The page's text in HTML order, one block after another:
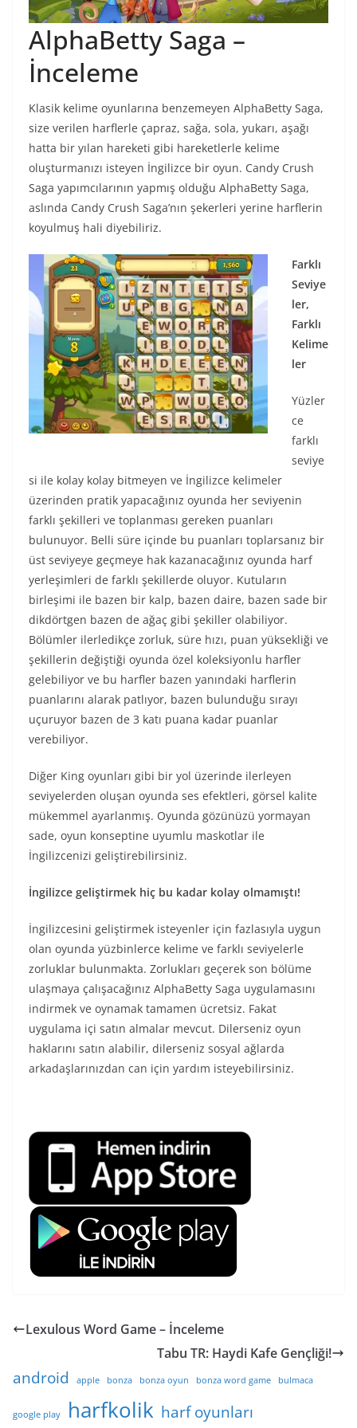
AlphaBetty Saga –
İnceleme
Klasik kelime oyunlarına benzemeyen AlphaBetty Saga,
size verilen harflerle çapraz, sağa, sola, yukarı, aşağı
hatta bir yılan hareketi gibi hareketlerle kelime
oluşturmanızı isteyen İngilizce bir oyun. Candy Crush
Saga yapımcılarının yapmış olduğu AlphaBetty Saga,
aslında Candy Crush Saga’nın şekerleri yerine harflerin
koyulmuş hali diyebiliriz.
Farklı
Seviye
ler,
Farklı
Kelime
ler
Yüzler
ce
farklı
seviye
si ile kolay kolay bitmeyen ve İngilizce kelimeler
üzerinden pratik yapacağınız oyunda her seviyenin
farklı şekilleri ve toplanması gereken puanları
bulunuyor. Belli süre içinde bu puanları toplarsanız bir
üst seviyeye geçmeye hak kazanacağınız oyunda harf
yerleşimleri de farklı şekillerde oluyor. Kutuların
birleşimi ile bazen bir kalp, bazen daire, bazen sade bir
dikdörtgen bazen de ağaç gibi şekiller olabiliyor.
Bölümler ilerledikçe zorluk, süre hızı, puan yüksekliği ve
şekillerin değiştiği oyunda özel koleksiyonlu harfler
gelebiliyor ve bu harfler bazen yanındaki harflerin
puanlarını alarak patlıyor, bazen bulunduğu sırayı
uçuruyor bazen de 3 katı puana kadar puanlar
verebiliyor.
Diğer King oyunları gibi bir yol üzerinde ilerleyen
seviyelerden oluşan oyunda ses efektleri, görsel kalite
mükemmel ayarlanmış. Oyunda gözünüzü yormayan
sade, oyun konseptine uyumlu maskotlar ile
İngilizcenizi geliştirebilirsiniz.
İngilizce geliştirmek hiç bu kadar kolay olmamıştı!
İngilizcesini geliştirmek isteyenler için fazlasıyla uygun
olan oyunda yüzbinlerce kelime ve farklı seviyelerle
zorluklar bulunmakta. Zorlukları geçerek son bölüme
ulaşmaya çalışacağınız AlphaBetty Saga uygulamasını
indirmek ve oynamak tamamen ücretsiz. Fakat
uygulama içi satın almalar mevcut. Dilerseniz oyun
haklarını satın alabilir, dilerseniz sosyal ağlarda
arkadaşlarınızdan can için yardım isteyebilirsiniz.
Lexulous Word Game – İnceleme
Tabu TR: Haydi Kafe Gençliği!
android apple bonza bonza oyun bonza word game bulmaca
google play harfkolik harf oyunları